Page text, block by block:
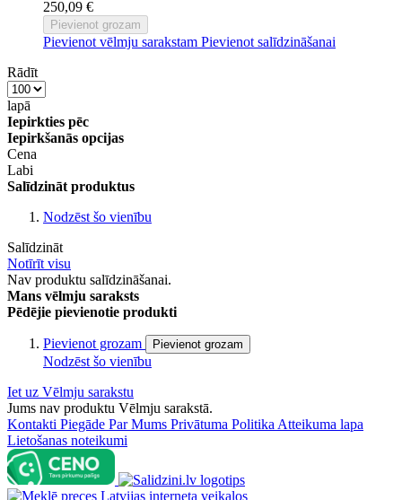
250,09 €
Pievienot grozam
Pievienot vēlmju sarakstam Pievienot salīdzināšanai
Rādīt
lapā
Iepirkties pēc
Iepirkšanās opcijas
Cena
Labi
Salīdzināt produktus
Nodzēst šo vienību
Salīdzināt
Notīrīt visu
Nav produktu salīdzināšanai.
Mans vēlmju saraksts
Pēdējie pievienotie produkti
Pievienot grozam Pievienot grozam
Nodzēst šo vienību
Iet uz Vēlmju sarakstu
Jums nav produktu Vēlmju sarakstā.
Kontakti Piegāde Par Mums Privātuma Politika Atteikuma lapa
Lietošanas noteikumi